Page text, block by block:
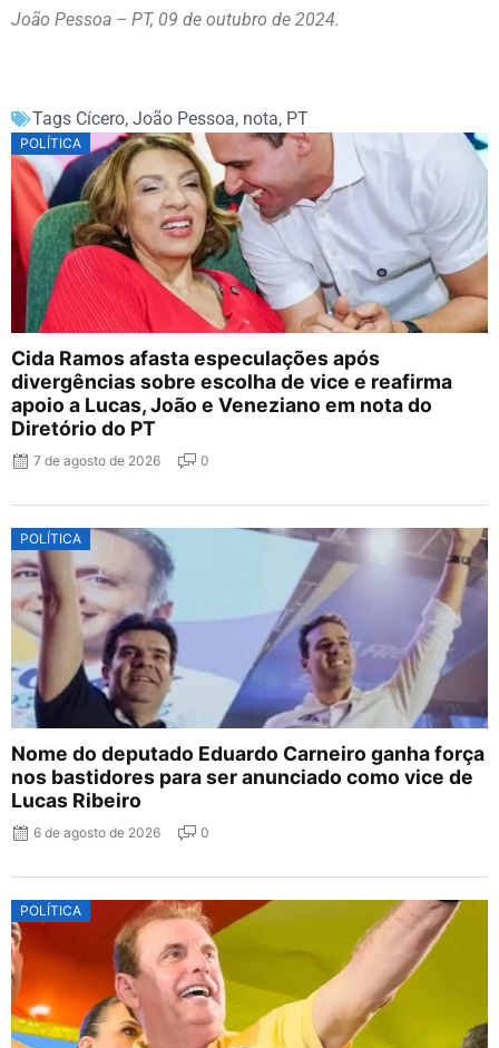
João Pessoa – PT, 09 de outubro de 2024.
Tags Cícero, João Pessoa, nota, PT
POLÍTICA
Cida Ramos afasta especulações após
divergências sobre escolha de vice e reafirma
apoio a Lucas, João e Veneziano em nota do
Diretório do PT
7 de agosto de 2026 0
POLÍTICA
Nome do deputado Eduardo Carneiro ganha força
nos bastidores para ser anunciado como vice de
Lucas Ribeiro
6 de agosto de 2026 0
POLÍTICA